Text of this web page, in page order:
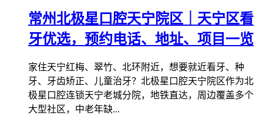
常州北极星口腔天宁院区｜天宁区看
牙优选，预约电话、地址、项目一览
家住天宁红梅、翠竹、北环附近，想要就近看牙、种
牙、牙齿矫正、儿童治牙？北极星口腔天宁院区作为北
极星口腔连锁天宁老城分院，地铁直达，周边覆盖多个
大型社区，中老年缺...